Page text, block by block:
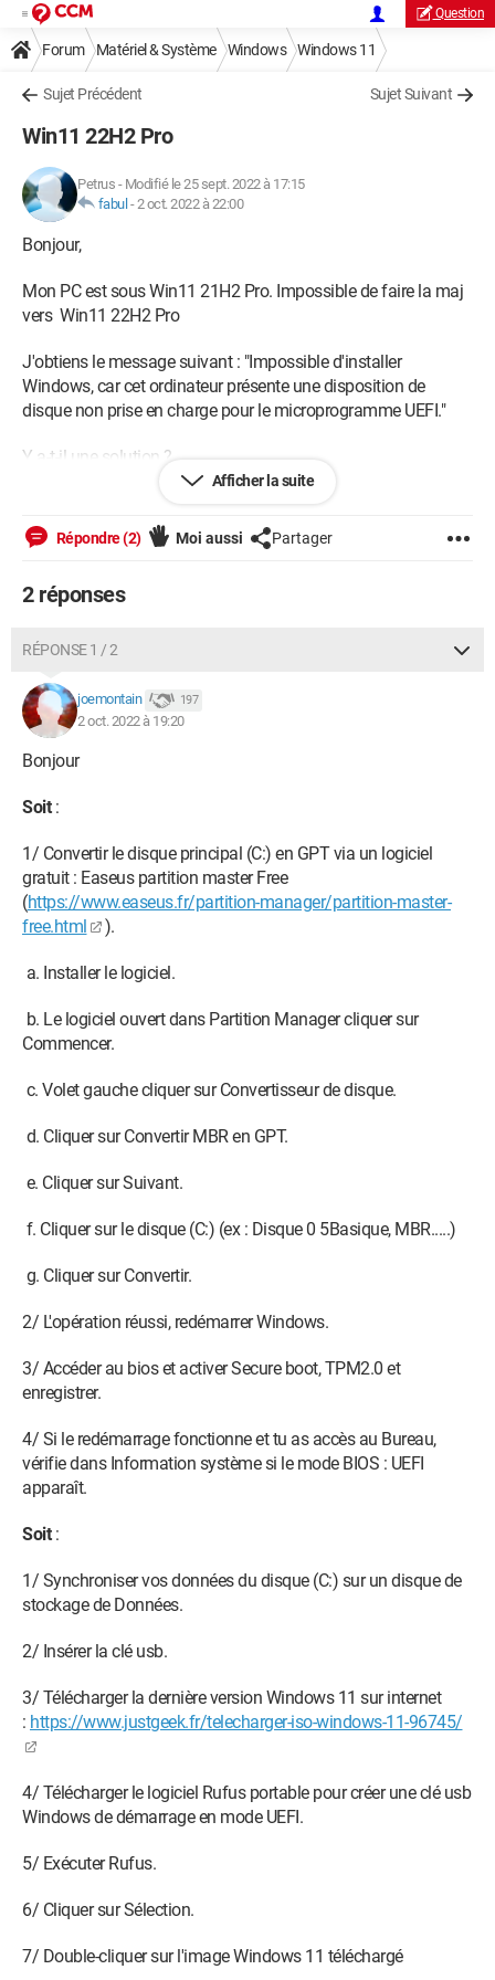
Question
Forum Matériel & Système Windows Windows 11
Sujet Précédent Sujet Suivant
Win11 22H2 Pro
Petrus - Modifié le 25 sept. 2022 à 17:15
fabul -2 oct. 2022 à 22:00
Bonjour,
Mon PC est sous Win11 21H2 Pro. Impossible de faire la maj
vers Win11 22H2 Pro
J'obtiens le message suivant : "Impossible d'installer
Windows, car cet ordinateur présente une disposition de
disque non prise en charge pour le microprogramme UEFI."
Y a-t-il une solution ?
Afficher la suite
Répondre (2) Moi aussi Partager
2 réponses
RÉPONSE 1 / 2
joemontain 197
2 oct. 2022 à 19:20
Bonjour
Soit :
1/ Convertir le disque principal (C:) en GPT via un logiciel
gratuit : Easeus partition master Free
(https://www.easeus.fr/partition-manager/partition-master-
free.html
).
a. Installer le logiciel.
b. Le logiciel ouvert dans Partition Manager cliquer sur
Commencer.
c. Volet gauche cliquer sur Convertisseur de disque.
d. Cliquer sur Convertir MBR en GPT.
e. Cliquer sur Suivant.
f. Cliquer sur le disque (C:) (ex : Disque 0 5Basique, MBR.....)
g. Cliquer sur Convertir.
2/ L'opération réussi, redémarrer Windows.
3/ Accéder au bios et activer Secure boot, TPM2.0 et
enregistrer.
4/ Si le redémarrage fonctionne et tu as accès au Bureau,
vérifie dans Information système si le mode BIOS : UEFI
apparaît.
Soit :
1/ Synchroniser vos données du disque (C:) sur un disque de
stockage de Données.
2/ Insérer la clé usb.
3/ Télécharger la dernière version Windows 11 sur internet
: https://www.justgeek.fr/telecharger-iso-windows-11-96745/
4/ Télécharger le logiciel Rufus portable pour créer une clé usb
Windows de démarrage en mode UEFI.
5/ Exécuter Rufus.
6/ Cliquer sur Sélection.
7/ Double-cliquer sur l'image Windows 11 téléchargé